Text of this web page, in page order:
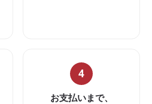
4
お支払いまで、